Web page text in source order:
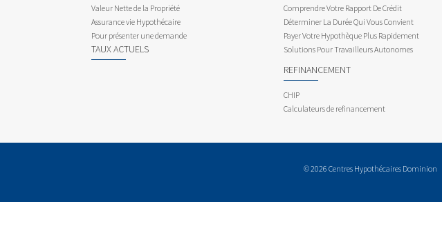
Valeur Nette de la Propriété
Assurance vie Hypothécaire
Pour présenter une demande
TAUX ACTUELS
Comprendre Votre Rapport De Crédit
Déterminer La Durée Qui Vous Convient
Payer Votre Hypothèque Plus Rapidement
Solutions Pour Travailleurs Autonomes
REFINANCEMENT
CHIP
Calculateurs de refinancement
© 2026 Centres Hypothécaires Dominion